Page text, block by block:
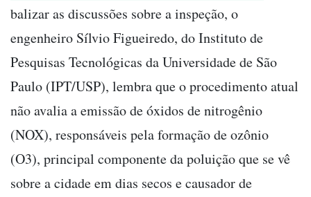
balizar as discussões sobre a inspeção, o
engenheiro Sílvio Figueiredo, do Instituto de
Pesquisas Tecnológicas da Universidade de São
Paulo (IPT/USP), lembra que o procedimento atual
não avalia a emissão de óxidos de nitrogênio
(NOX), responsáveis pela formação de ozônio
(O3), principal componente da poluição que se vê
sobre a cidade em dias secos e causador de